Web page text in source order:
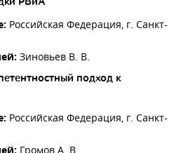
Российская Федерация, г. Санкт-
Зиновьев В. В.
подход к
Российская Федерация, г. Санкт-
Громов А. В.